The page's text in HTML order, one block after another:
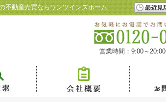
不動産売買ならワンツインズホーム
営業時間：9:00～20:00